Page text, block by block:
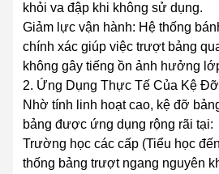
khỏi va đập khi không sử dụng.
Giảm lực vận hành: Hệ thống
chính xác giúp việc trượt bảng
không gây tiếng ồn ảnh hưởng
2. Ứng Dụng Thực Tế Của Kệ
Nhờ tính linh hoạt cao, kệ đỡ
bảng được ứng dụng rộng rãi tại:
Trường học các cấp (Tiểu học
thống bảng trượt ngang nguyên